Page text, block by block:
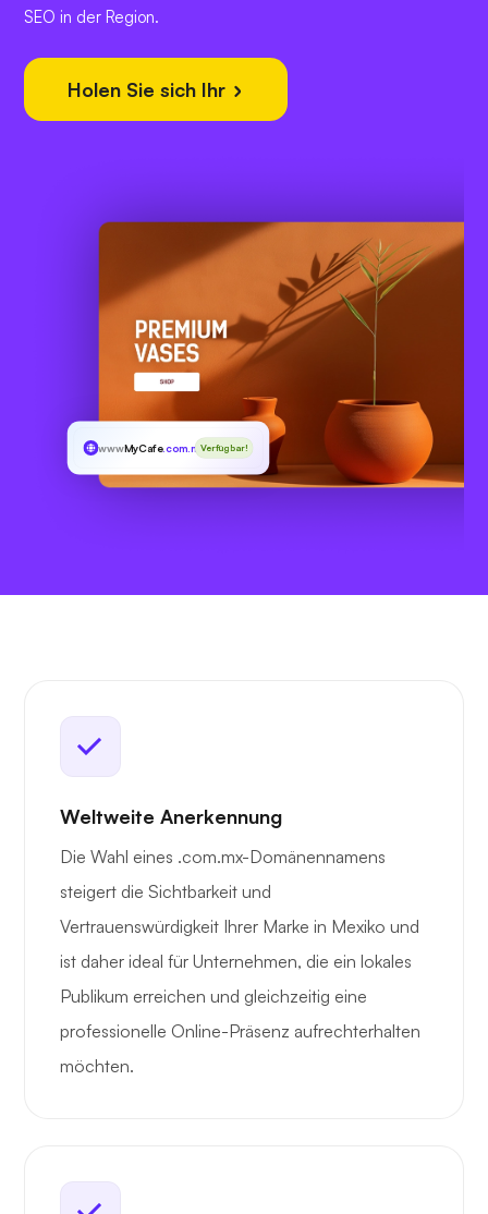
SEO in der Region.
Holen Sie sich Ihr
wwwMyCafe.com.mxVerfügbar!
Weltweite Anerkennung
Die Wahl eines .com.mx-Domänennamens
steigert die Sichtbarkeit und
Vertrauenswürdigkeit Ihrer Marke in Mexiko und
ist daher ideal für Unternehmen, die ein lokales
Publikum erreichen und gleichzeitig eine
professionelle Online-Präsenz aufrechterhalten
möchten.